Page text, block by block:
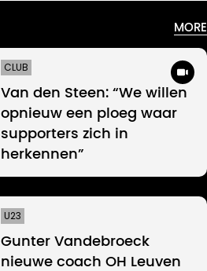
MORE
CLUB
Van den Steen: “We willen
opnieuw een ploeg waar
supporters zich in
herkennen”
U23
Gunter Vandebroeck
nieuwe coach OH Leuven